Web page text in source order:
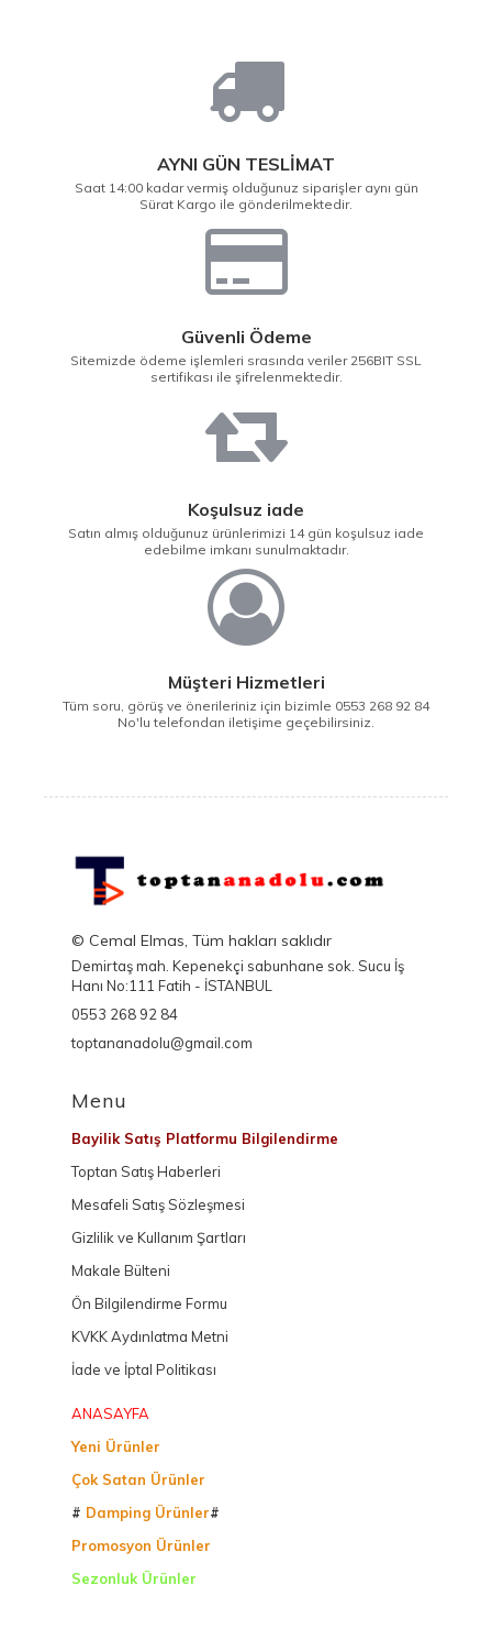
AYNI GÜN TESLİMAT
Saat 14:00 kadar vermiş olduğunuz siparişler aynı gün
Sürat Kargo ile gönderilmektedir.
Güvenli Ödeme
Sitemizde ödeme işlemleri srasında veriler 256BIT SSL
sertifikası ile şifrelenmektedir.
Koşulsuz iade
Satın almış olduğunuz ürünlerimizi 14 gün koşulsuz iade
edebilme imkanı sunulmaktadır.
Müşteri Hizmetleri
Tüm soru, görüş ve önerileriniz için bizimle 0553 268 92 84
No'lu telefondan iletişime geçebilirsiniz.
© Cemal Elmas, Tüm hakları saklıdır
Demirtaş mah. Kepenekçi sabunhane sok. Sucu İş
Hanı No:111 Fatih - İSTANBUL
0553 268 92 84
toptananadolu@gmail.com
Menu
Bayilik Satış Platformu Bilgilendirme
Toptan Satış Haberleri
Mesafeli Satış Sözleşmesi
Gizlilik ve Kullanım Şartları
Makale Bülteni
Ön Bilgilendirme Formu
KVKK Aydınlatma Metni
İade ve İptal Politikası
ANASAYFA
Yeni Ürünler
Çok Satan Ürünler
# Damping Ürünler#
Promosyon Ürünler
Sezonluk Ürünler